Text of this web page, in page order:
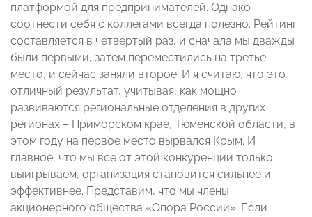
платформой для предпринимателей. Однако
соотнести себя с коллегами всегда полезно. Рейтинг
составляется в четвертый раз, и сначала мы дважды
были первыми, затем переместились на третье
место, и сейчас заняли второе. И я считаю, что это
отличный результат, учитывая, как мощно
развиваются региональные отделения в других
регионах – Приморском крае, Тюменской области, в
этом году на первое место вырвался Крым. И
главное, что мы все от этой конкуренции только
выигрываем, организация становится сильнее и
эффективнее. Представим, что мы члены
акционерного общества «Опора России». Если